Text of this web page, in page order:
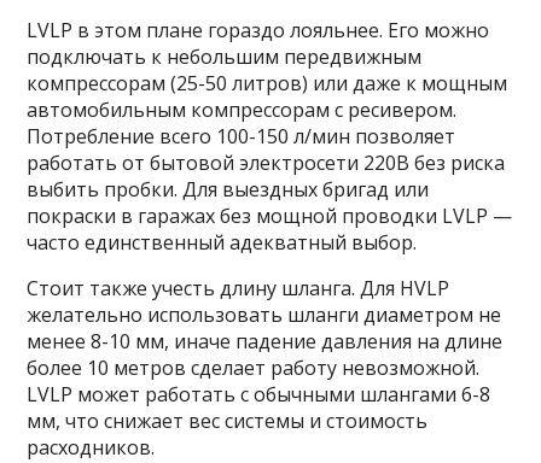
LVLP в этом плане гораздо лояльнее. Его можно
подключать к небольшим передвижным
компрессорам (25-50 литров) или даже к мощным
автомобильным компрессорам с ресивером.
Потребление всего 100-150 л/мин позволяет
работать от бытовой электросети 220В без риска
выбить пробки. Для выездных бригад или
покраски в гаражах без мощной проводки LVLP —
часто единственный адекватный выбор.
Стоит также учесть длину шланга. Для HVLP
желательно использовать шланги диаметром не
менее 8-10 мм, иначе падение давления на длине
более 10 метров сделает работу невозможной.
LVLP может работать с обычными шлангами 6-8
мм, что снижает вес системы и стоимость
расходников.